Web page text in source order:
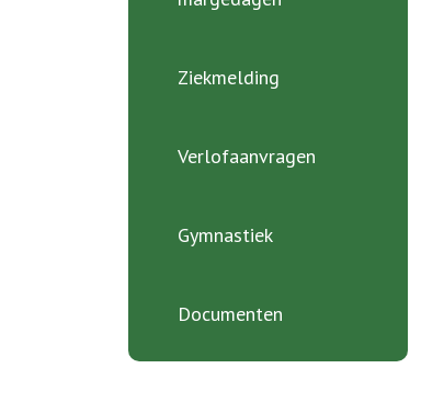
Ziekmelding
Verlofaanvragen
Gymnastiek
Documenten